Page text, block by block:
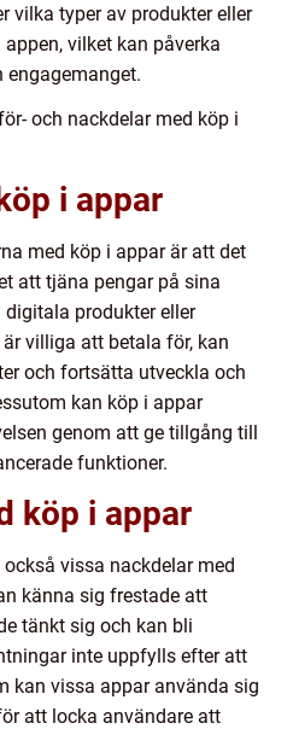
vilka typer av produkter eller
vilket kan påverka
engagemanget.
och nackdelar med köp i
i appar
med köp i appar är att det
att tjäna pengar på sina
digitala produkter eller
villiga att betala för, kan
och fortsätta utveckla och
kan köp i appar
genom att ge tillgång till
funktioner.
köp i appar
vissa nackdelar med
känna sig frestade att
tänkt sig och kan bli
inte uppfylls efter att
kan vissa appar använda sig
att locka användare att